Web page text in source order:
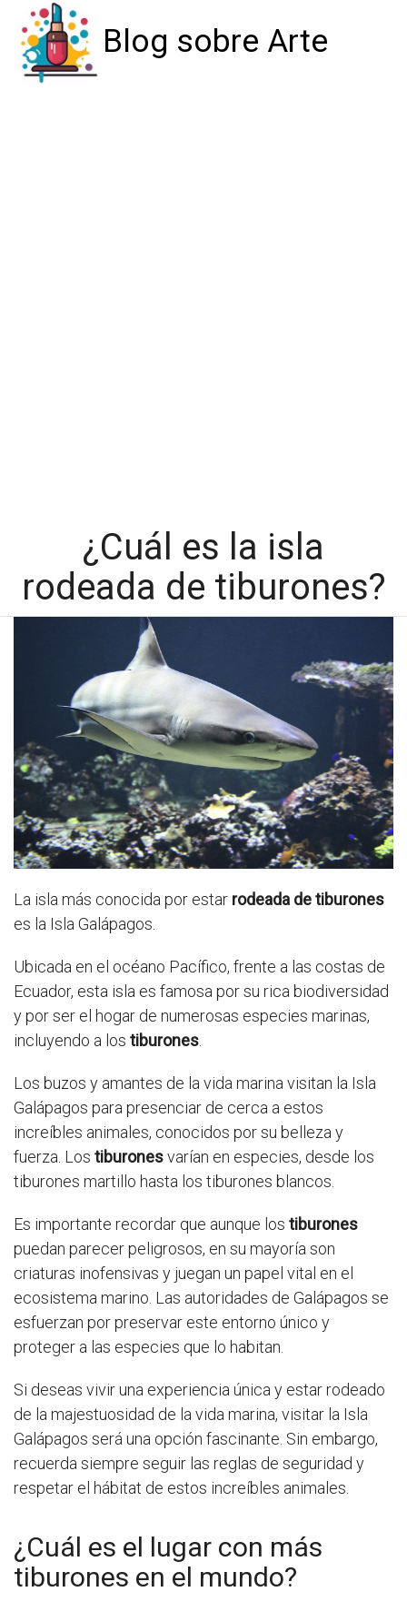
Blog sobre Arte
¿Cuál es la isla
rodeada de tiburones?
La isla más conocida por estar rodeada de tiburones
es la Isla Galápagos.
Ubicada en el océano Pacífico, frente a las costas de
Ecuador, esta isla es famosa por su rica biodiversidad
y por ser el hogar de numerosas especies marinas,
incluyendo a los tiburones
Los buzos y amantes de la vida marina visitan la Isla
Galápagos para presenciar de cerca a estos
increíbles animales, conocidos por su belleza y
fuerza. Los tiburonesvarían en especies, desde los
tiburones martillo hasta los tiburones blancos.
Es importante recordar que aunque los tiburones
puedan parecer peligrosos, en su mayoría son
criaturas inofensivas y juegan un papel vital en el
ecosistema marino. Las autoridades de Galápagos se
esfuerzan por preservar este entorno único y
proteger a las especies que lo habitan.
Si deseas vivir una experiencia única y estar rodeado
de la majestuosidad de la vida marina, visitar la Isla
Galápagos será una opción fascinante. Sin embargo,
recuerda siempre seguir las reglas de seguridad y
respetar el hábitat de estos increíbles animales.
¿Cuál es el lugar con más
tiburones en el mundo?